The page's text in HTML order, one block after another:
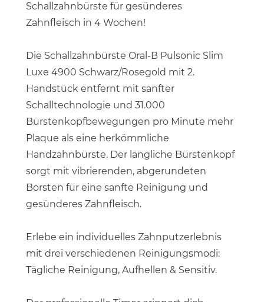
Schallzahnbürste für gesünderes
Zahnfleisch in 4 Wochen!
Die Schallzahnbürste Oral-B Pulsonic Slim
Luxe 4900 Schwarz/Rosegold mit 2.
Handstück entfernt mit sanfter
Schalltechnologie und 31.000
Bürstenkopfbewegungen pro Minute mehr
Plaque als eine herkömmliche
Handzahnbürste. Der längliche Bürstenkopf
sorgt mit vibrierenden, abgerundeten
Borsten für eine sanfte Reinigung und
gesünderes Zahnfleisch.
Erlebe ein individuelles Zahnputzerlebnis
mit drei verschiedenen Reinigungsmodi:
Tägliche Reinigung, Aufhellen & Sensitiv.